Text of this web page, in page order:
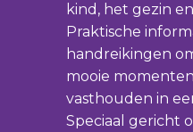
kind, het gezin
Praktische
handreikingen
mooie
vasthouden in
Speciaal gericht